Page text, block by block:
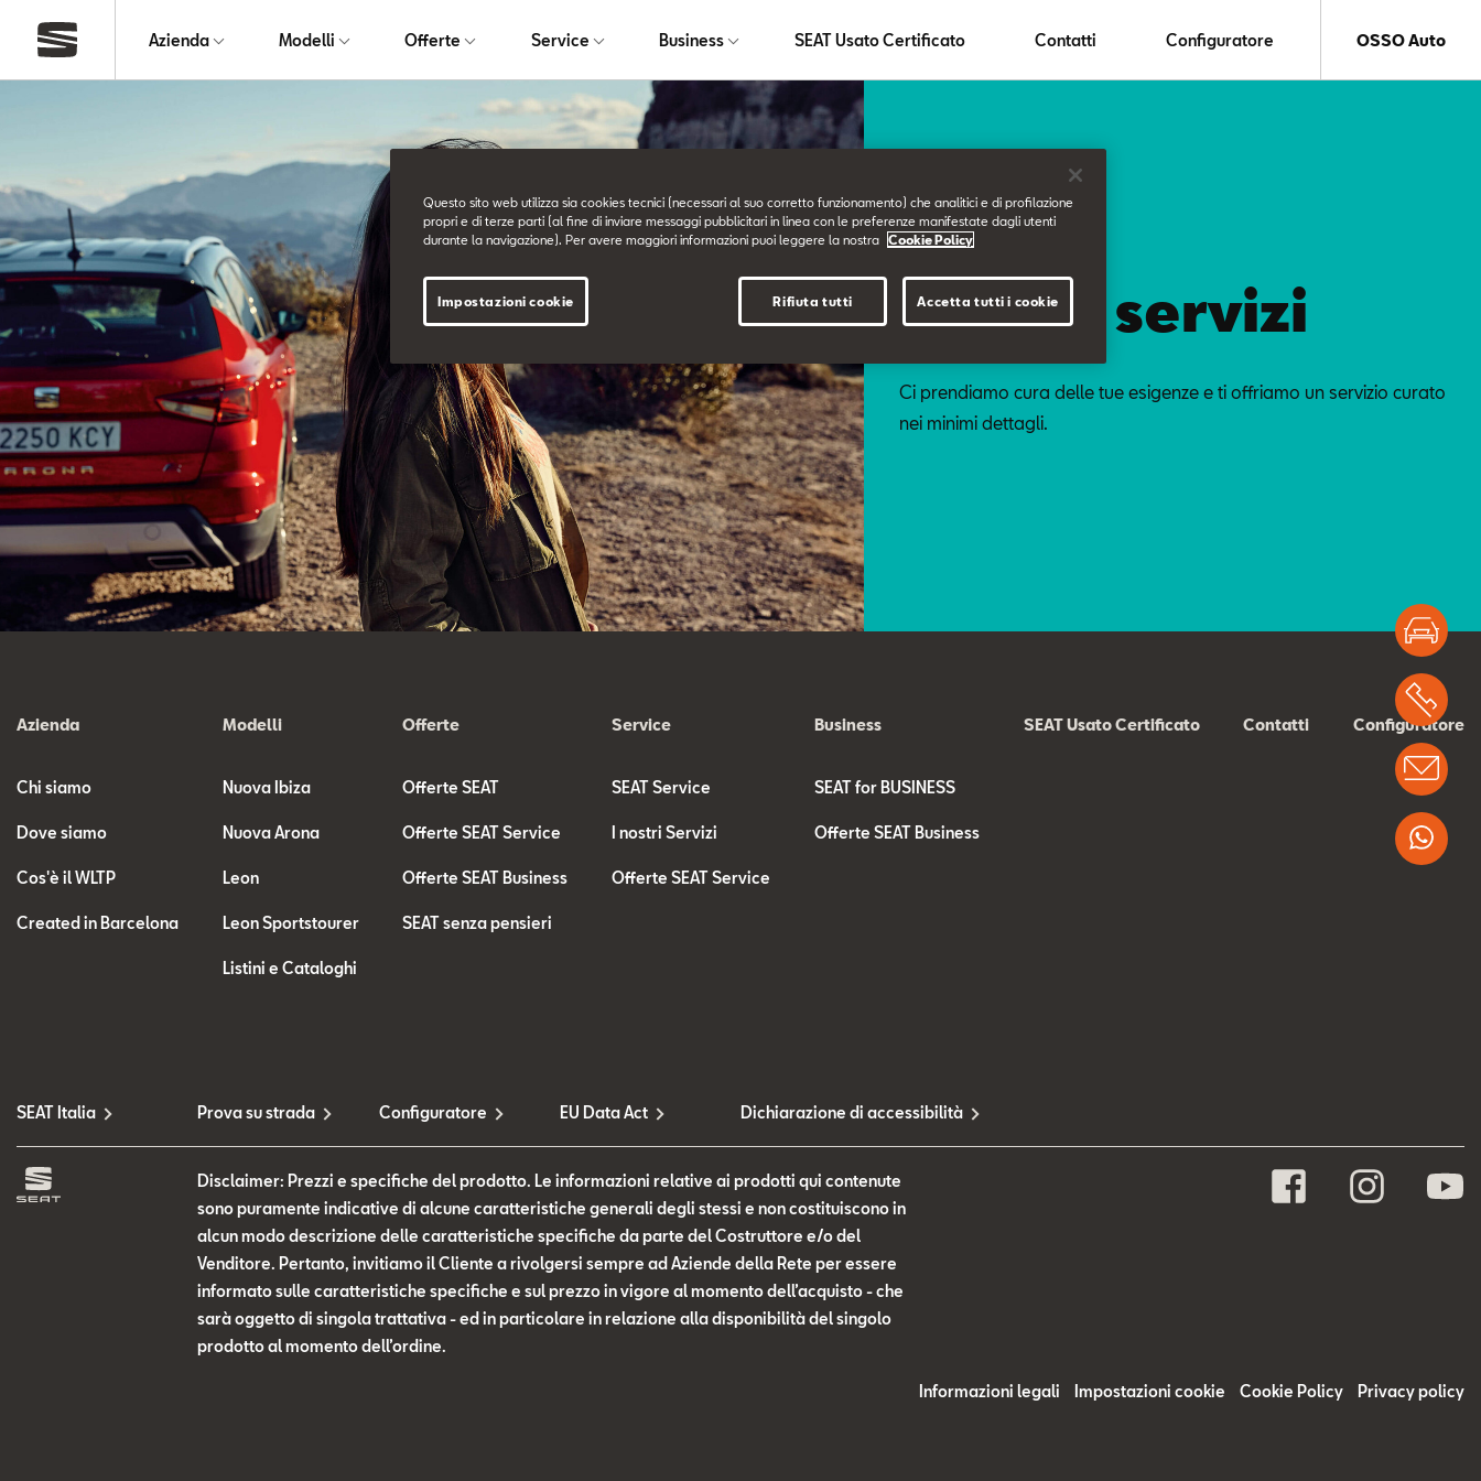
Azienda Modelli Offerte Service Business SEAT Usato Certificato Contatti Configuratore OSSO Auto
I nostri servizi
Ci prendiamo cura delle tue esigenze e ti offriamo un servizio curato
nei minimi dettagli.
Azienda
Chi siamo
Dove siamo
Cos'è il WLTP
Created in Barcelona
Modelli
Nuova Ibiza
Nuova Arona
Leon
Leon Sportstourer
Listini e Cataloghi
Offerte
Offerte SEAT
Offerte SEAT Service
Offerte SEAT Business
SEAT senza pensieri
Service
SEAT Service
I nostri Servizi
Offerte SEAT Service
Business
SEAT for BUSINESS
Offerte SEAT Business
SEAT Usato Certificato Contatti Configuratore
SEAT Italia Prova su strada Configuratore EU Data Act Dichiarazione di accessibilità
Disclaimer: Prezzi e specifiche del prodotto. Le informazioni relative ai prodotti qui contenute
sono puramente indicative di alcune caratteristiche generali degli stessi e non costituiscono in
alcun modo descrizione delle caratteristiche specifiche da parte del Costruttore e/o del
Venditore. Pertanto, invitiamo il Cliente a rivolgersi sempre ad Aziende della Rete per essere
informato sulle caratteristiche specifiche e sul prezzo in vigore al momento dell’acquisto - che
sarà oggetto di singola trattativa - ed in particolare in relazione alla disponibilità del singolo
prodotto al momento dell’ordine.
Informazioni legali Impostazioni cookie Cookie Policy Privacy policy
Questo sito web utilizza sia cookies tecnici (necessari al suo corretto funzionamento) che analitici e di profilazione
propri e di terze parti (al fine di inviare messaggi pubblicitari in linea con le preferenze manifestate dagli utenti
durante la navigazione). Per avere maggiori informazioni puoi leggere la nostra
Cookie Policy
Rifiuta tutti Accetta tutti i cookie
Impostazioni cookie